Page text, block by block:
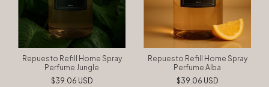
Repuesto Refill Home Spray
Perfume Jungle
$39.06 USD
Repuesto Refill Home Spray
Perfume Alba
$39.06 USD